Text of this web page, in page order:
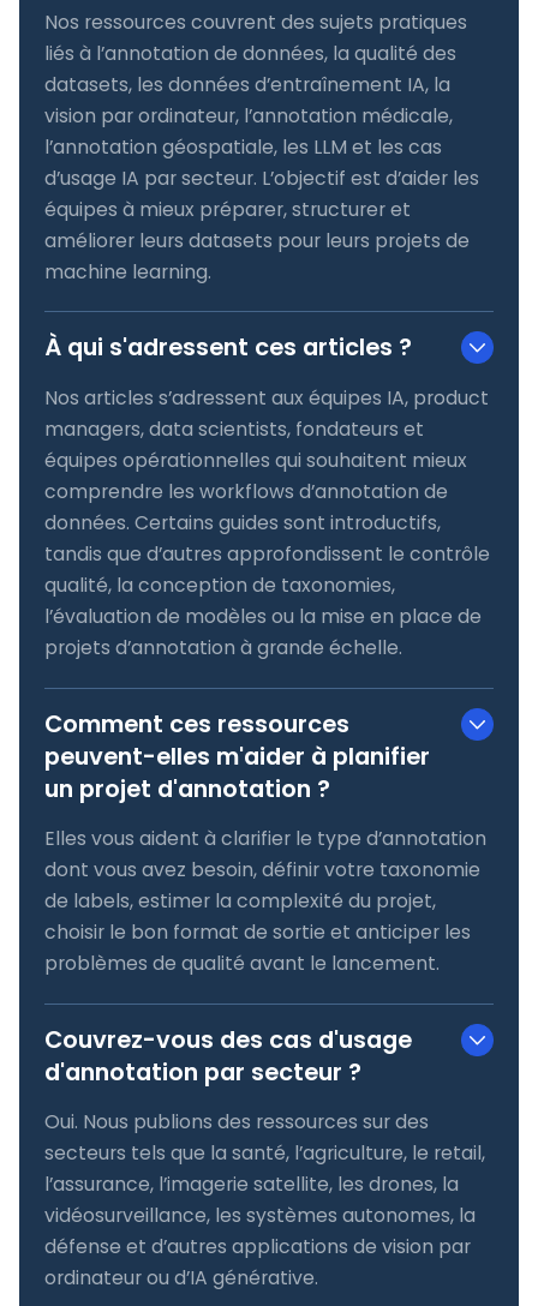
Nos ressources couvrent des sujets pratiques
liés à l’annotation de données, la qualité des
datasets, les données d’entraînement IA, la
vision par ordinateur, l’annotation médicale,
l’annotation géospatiale, les LLM et les cas
d’usage IA par secteur. L’objectif est d’aider les
équipes à mieux préparer, structurer et
améliorer leurs datasets pour leurs projets de
machine learning.
À qui s'adressent ces articles ?
Nos articles s’adressent aux équipes IA, product
managers, data scientists, fondateurs et
équipes opérationnelles qui souhaitent mieux
comprendre les workflows d’annotation de
données. Certains guides sont introductifs,
tandis que d’autres approfondissent le contrôle
qualité, la conception de taxonomies,
l’évaluation de modèles ou la mise en place de
projets d’annotation à grande échelle.
Comment ces ressources
peuvent-elles m'aider à planifier
un projet d'annotation ?
Elles vous aident à clarifier le type d’annotation
dont vous avez besoin, définir votre taxonomie
de labels, estimer la complexité du projet,
choisir le bon format de sortie et anticiper les
problèmes de qualité avant le lancement.
Couvrez-vous des cas d'usage
d'annotation par secteur ?
Oui. Nous publions des ressources sur des
secteurs tels que la santé, l’agriculture, le retail,
l’assurance, l’imagerie satellite, les drones, la
vidéosurveillance, les systèmes autonomes, la
défense et d’autres applications de vision par
ordinateur ou d’IA générative.